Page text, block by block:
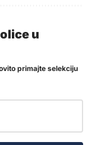
u
primajte selekciju